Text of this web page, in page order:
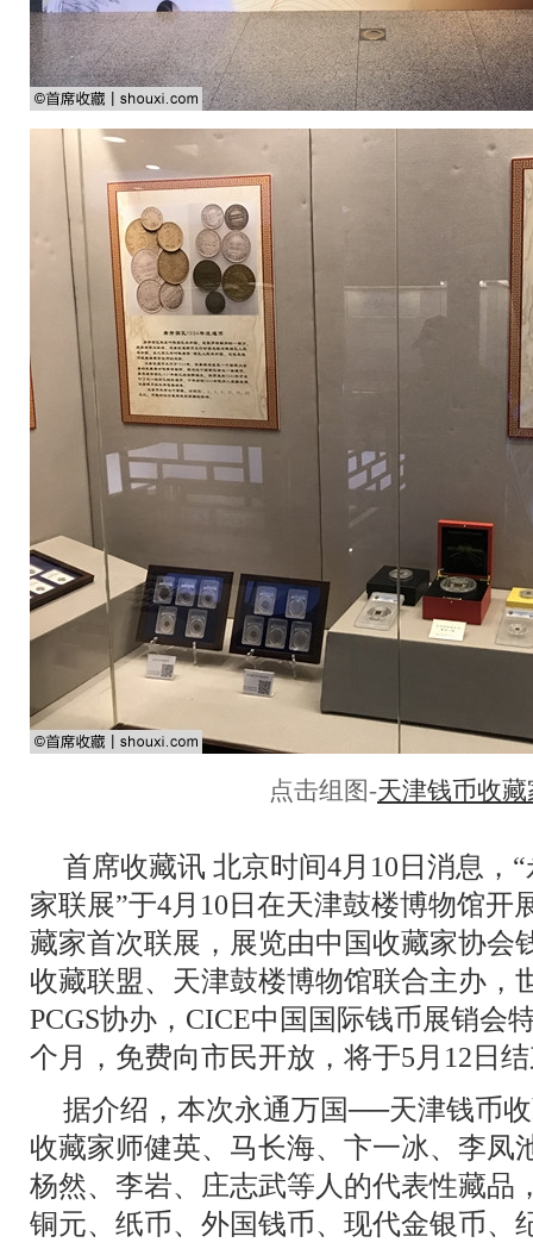
点击组图-天津钱币收
首席收藏讯 北京时间4月10日消息，
家联展”于4月10日在天津鼓楼博物馆开
藏家首次联展，展览由中国收藏家协会
收藏联盟、天津鼓楼博物馆联合主办，
PCGS协办，CICE中国国际钱币展销会
个月，免费向市民开放，将于5月12日
据介绍，本次永通万国──天津钱币
收藏家师健英、马长海、卞一冰、李凤
杨然、李岩、庄志武等人的代表性藏品
铜元、纸币、外国钱币、现代金银币、